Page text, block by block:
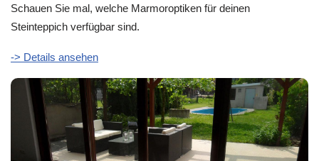
Schauen Sie mal, welche Marmoroptiken für deinen
Steinteppich verfügbar sind.
-> Details ansehen